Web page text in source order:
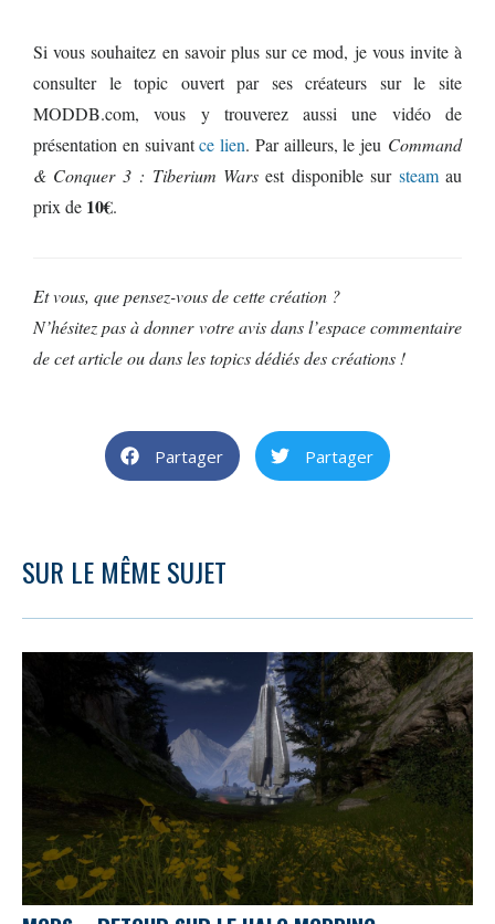
Si vous souhaitez en savoir plus sur ce mod, je vous invite à
consulter le topic ouvert par ses créateurs sur le site
MODDB.com, vous y trouverez aussi une vidéo de
présentation en suivantce lien. Par ailleurs, le jeu Command
& Conquer 3 : Tiberium Warsest disponible sur steamau
prix de 10€.
Et vous, que pensez-vous de cette création ?
N’hésitez pas à donner votre avis dans l’espace commentaire
de cet article ou dans les topics dédiés des créations !
Partager Partager
SUR LE MÊME SUJET